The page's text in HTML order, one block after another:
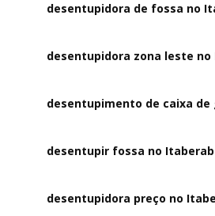
desentupidora de fossa no
desentupidora zona leste no
desentupimento de caixa de
desentupir fossa no
desentupidora preço no